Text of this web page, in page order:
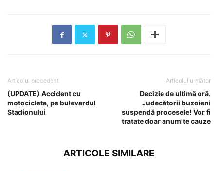
Articolul precedent
(UPDATE) Accident cu
motocicleta, pe bulevardul
Stadionului
Articolul următor
Decizie de ultimă oră.
Judecătorii buzoieni
suspendă procesele! Vor fi
tratate doar anumite cauze
ARTICOLE SIMILARE